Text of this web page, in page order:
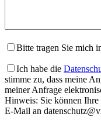
Bitte tragen Sie mich
Ich habe die
stimme zu, dass meine
meiner Anfrage
Hinweis: Sie können
E-Mail an